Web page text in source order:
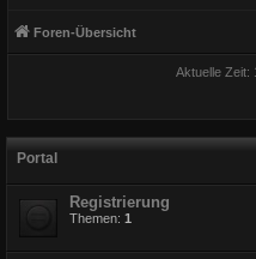
Foren-Übersicht
Aktuelle Zeit:
Portal
Registrierung
Themen: 1